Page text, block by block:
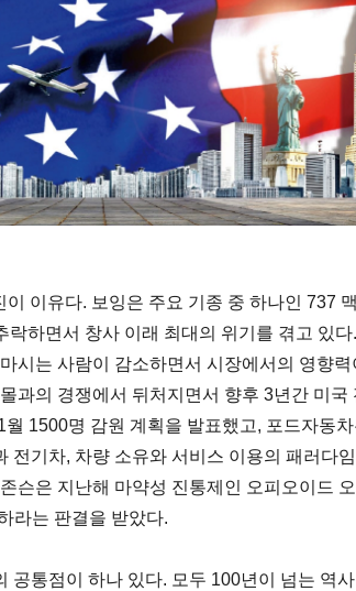
이유다. 보잉은 주요 기종 중 하나인 737
하면서 창사 이래 최대의 위기를 겪고 있다.
시는 사람이 감소하면서 시장에서의 영향력
과의 경쟁에서 뒤처지면서 향후 3년간 미국
1500명 감원 계획을 발표했고, 포드자동
전기차, 차량 소유와 서비스 이용의 패러다
슨은 지난해 마약성 진통제인 오피오이드 오
라는 판결을 받았다.
공통점이 하나 있다. 모두 100년이 넘는 역